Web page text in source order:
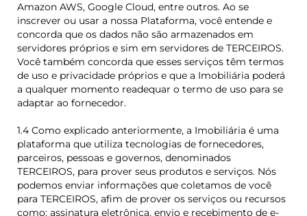
Amazon AWS, Google Cloud, entre outros. Ao se
inscrever ou usar a nossa Plataforma, você entende e
concorda que os dados não são armazenados em
servidores próprios e sim em servidores de TERCEIROS.
Você também concorda que esses serviços têm termos
de uso e privacidade próprios e que a Imobiliária poderá
a qualquer momento readequar o termo de uso para se
adaptar ao fornecedor.
1.4 Como explicado anteriormente, a Imobiliária é uma
plataforma que utiliza tecnologias de fornecedores,
parceiros, pessoas e governos, denominados
TERCEIROS, para prover seus produtos e serviços. Nós
podemos enviar informações que coletamos de você
para TERCEIROS, afim de prover os serviços ou recursos
como: assinatura eletrônica, envio e recebimento de e-